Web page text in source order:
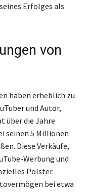
Erfolges als
von
haben erheblich zu
und Autor,
über die Jahre
seinen 5 Millionen
Diese Verkäufe,
Werbung und
Polster.
bei etwa